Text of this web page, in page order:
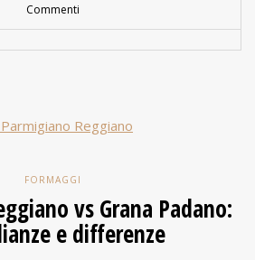
Commenti
FORMAGGI
vs Grana Padano:
e differenze